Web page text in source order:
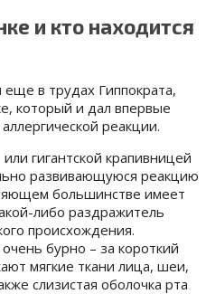
и кто находится
в трудах Гиппократа,
который и дал впервые
реакции.
гигантской крапивницей
развивающуюся реакцию
большинстве имеет
либо раздражитель
происхождения.
бурно – за короткий
мягкие ткани лица, шеи,
слизистая оболочка рта